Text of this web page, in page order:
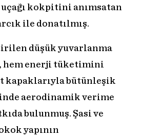
uçağı kokpitini anımsatan
ile donatılmış.
düşük yuvarlanma
enerji tüketimini
kapaklarıyla bütünleşik
aerodinamik verime
bulunmuş. Şasi ve
yapının